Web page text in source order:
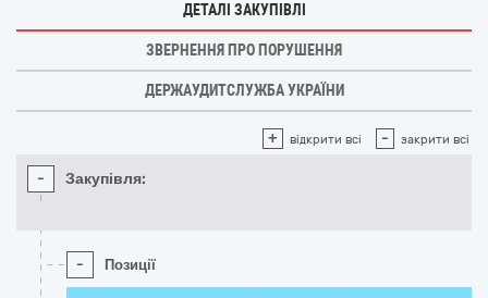
ДЕТАЛІ ЗАКУПІВЛІ
ЗВЕРНЕННЯ ПРО ПОРУШЕННЯ
ДЕРЖАУДИТСЛУЖБА УКРАЇНИ
+ відкрити всі - закрити всі
- Закупівля:
- Позиції